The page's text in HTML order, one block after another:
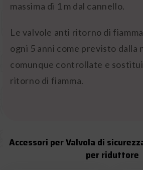
massima di 1 m dal cannello.
Le valvole anti ritorno di
ogni 5 anni come previsto dalla
comunque controllate e
ritorno di fiamma.
Accessori per Valvola di
per riduttore